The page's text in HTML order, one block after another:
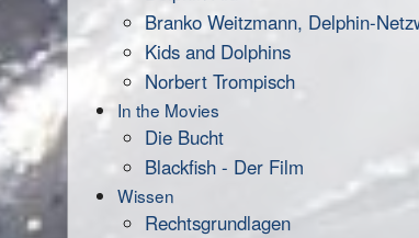
Branko Weitzmann, Delphin-
Kids and Dolphins
Norbert Trompisch
In the Movies
Die Bucht
Blackfish - Der Film
Wissen
Rechtsgrundlagen